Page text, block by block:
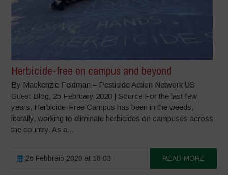
Herbicide-free on campus and beyond
By Mackenzie Feldman – Pesticide Action Network US
Guest Blog, 25 February 2020 | Source For the last few
years, Herbicide-Free Campus has been in the weeds,
literally, working to eliminate herbicides on campuses across
the country. As a...
26 Febbraio 2020 at 18:03 READ MORE